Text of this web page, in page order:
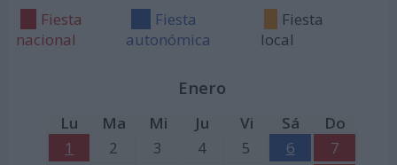
Fiesta
nacional
Fiesta
autonómica
Fiesta
local
Enero
Lu Ma Mi Ju Vi Sá
Do
1
2 3 4 5 6
7